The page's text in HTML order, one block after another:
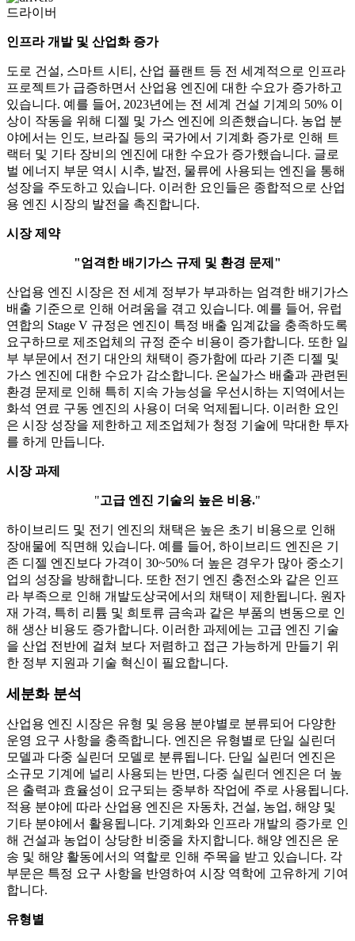
드라이버
인프라 개발 및 산업화 증가
도로 건설, 스마트 시티, 산업 플랜트 등 전 세계적으로 인프라
프로젝트가 급증하면서 산업용 엔진에 대한 수요가 증가하고
있습니다. 예를 들어, 2023년에는 전 세계 건설 기계의 50% 이
상이 작동을 위해 디젤 및 가스 엔진에 의존했습니다. 농업 분
야에서는 인도, 브라질 등의 국가에서 기계화 증가로 인해 트
랙터 및 기타 장비의 엔진에 대한 수요가 증가했습니다. 글로
벌 에너지 부문 역시 시추, 발전, 물류에 사용되는 엔진을 통해
성장을 주도하고 있습니다. 이러한 요인들은 종합적으로 산업
용 엔진 시장의 발전을 촉진합니다.
시장 제약
"엄격한 배기가스 규제 및 환경 문제"
산업용 엔진 시장은 전 세계 정부가 부과하는 엄격한 배기가스
배출 기준으로 인해 어려움을 겪고 있습니다. 예를 들어, 유럽
연합의 Stage V 규정은 엔진이 특정 배출 임계값을 충족하도록
요구하므로 제조업체의 규정 준수 비용이 증가합니다. 또한 일
부 부문에서 전기 대안의 채택이 증가함에 따라 기존 디젤 및
가스 엔진에 대한 수요가 감소합니다. 온실가스 배출과 관련된
환경 문제로 인해 특히 지속 가능성을 우선시하는 지역에서는
화석 연료 구동 엔진의 사용이 더욱 억제됩니다. 이러한 요인
은 시장 성장을 제한하고 제조업체가 청정 기술에 막대한 투자
를 하게 만듭니다.
시장 과제
"고급 엔진 기술의 높은 비용."
하이브리드 및 전기 엔진의 채택은 높은 초기 비용으로 인해
장애물에 직면해 있습니다. 예를 들어, 하이브리드 엔진은 기
존 디젤 엔진보다 가격이 30~50% 더 높은 경우가 많아 중소기
업의 성장을 방해합니다. 또한 전기 엔진 충전소와 같은 인프
라 부족으로 인해 개발도상국에서의 채택이 제한됩니다. 원자
재 가격, 특히 리튬 및 희토류 금속과 같은 부품의 변동으로 인
해 생산 비용도 증가합니다. 이러한 과제에는 고급 엔진 기술
을 산업 전반에 걸쳐 보다 저렴하고 접근 가능하게 만들기 위
한 정부 지원과 기술 혁신이 필요합니다.
세분화 분석
산업용 엔진 시장은 유형 및 응용 분야별로 분류되어 다양한
운영 요구 사항을 충족합니다. 엔진은 유형별로 단일 실린더
모델과 다중 실린더 모델로 분류됩니다. 단일 실린더 엔진은
소규모 기계에 널리 사용되는 반면, 다중 실린더 엔진은 더 높
은 출력과 효율성이 요구되는 중부하 작업에 주로 사용됩니다.
적용 분야에 따라 산업용 엔진은 자동차, 건설, 농업, 해양 및
기타 분야에서 활용됩니다. 기계화와 인프라 개발의 증가로 인
해 건설과 농업이 상당한 비중을 차지합니다. 해양 엔진은 운
송 및 해양 활동에서의 역할로 인해 주목을 받고 있습니다. 각
부문은 특정 요구 사항을 반영하여 시장 역학에 고유하게 기여
합니다.
유형별